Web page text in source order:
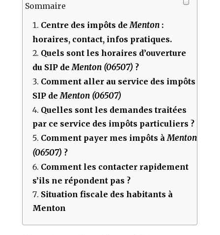
Sommaire
Centre des impôts deMenton :
horaires, contact, infos pratiques.
Quels sont les horaires d’ouverture
du SIP deMenton (06507) ?
Comment aller au service des impôts
SIP deMenton (06507)
Quelles sont les demandes traitées
par ce service des impôts particuliers ?
Comment payer mes impôts àMenton
(06507) ?
Comment les contacter rapidement
s’ils ne répondent pas ?
Situation fiscale des habitants à
Menton